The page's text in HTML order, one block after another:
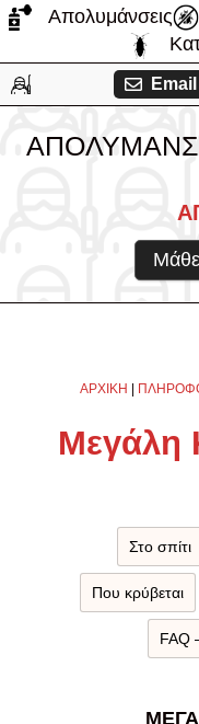
Μετάβαση
περιεχόμενο
Απολυμάνσεις
Email
ΑΡΧΙΚΗ |
Μεγάλη
Στο σπίτι
Που κρύβεται
FAQ